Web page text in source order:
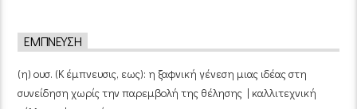
ΈΜΠΝΕΥΣΗ
(η) ουσ. (Κ έμπνευσις, εως): η ξαφνική γένεση μιας ιδέας στη
συνείδηση χωρίς την παρεμβολή της θέλησης | καλλιτεχνική